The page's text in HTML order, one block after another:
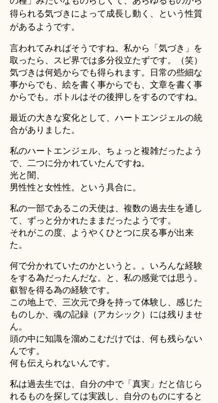
グ
ン
デ
ィ
ン
グ
へ
得られる気づきによって成長し動く、という性質
があるようです。
言われてみればそうですね。私から「気づき」を
取ったら、スピ界では多分役立たずです。（笑）
気づきは何処からでも得られます。日常の些細な
事からでも、絵を書く事からでも、文章を書く事
からでも。ボトルはその後押しをするのですね。
最近の大きな変化として、ハートエンジェルの統
合がありました。
私のハートエンジェル、ちょっと複雑だったよう
で、二つに分かれていたんですね。
光と闇、
男性性と女性性。という具合に。
私の一部であるこの天使は、複数の過去生を通し
て、ずっと分かれたままだったようです。
それがこの度、ようやくひとつに戻る事が出来
た。
何で分かれていたのかというと。。いろんな経験
をする為だったんだな。と、私の感覚では思う。
叡智を得る為の経験です。
この地上で、三次元で身を持って体験し、感じた
ものしか、魂の記録（アカシック）には残りませ
ん。
頭の中に知識を溜めこむだけでは、何も残らない
んです。
何も伝えられないんです。
私は過去生では、自分の中で「真実」だと信じら
れるものを探しては実践し、自分のものにすると